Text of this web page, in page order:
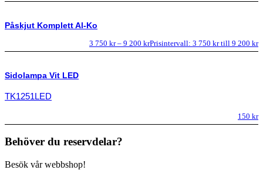
Påskjut Komplett Al-Ko
3 750 kr – 9 200 krPrisintervall: 3 750 kr till 9 200 kr
Sidolampa Vit LED
TK1251LED
150 kr
Behöver du reservdelar?
Besök vår webbshop!